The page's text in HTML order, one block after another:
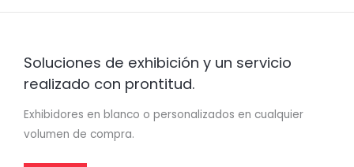
Soluciones de exhibición y un servicio
realizado con prontitud.
Exhibidores en blanco o personalizados en cualquier
volumen de compra.